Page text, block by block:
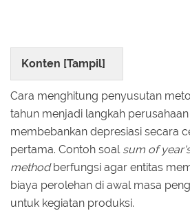
Konten [Tampil]
Cara menghitung penyusutan
tahun menjadi langkah
membebankan depresiasi secara
pertama. Contoh soal sum of
methodberfungsi agar entitas
biaya perolehan di awal masa
untuk kegiatan produksi.